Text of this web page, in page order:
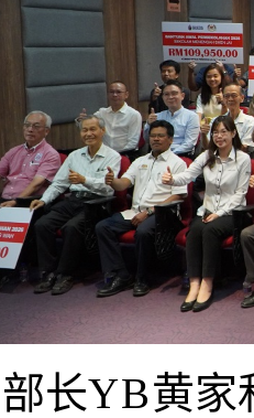
长YB黄家